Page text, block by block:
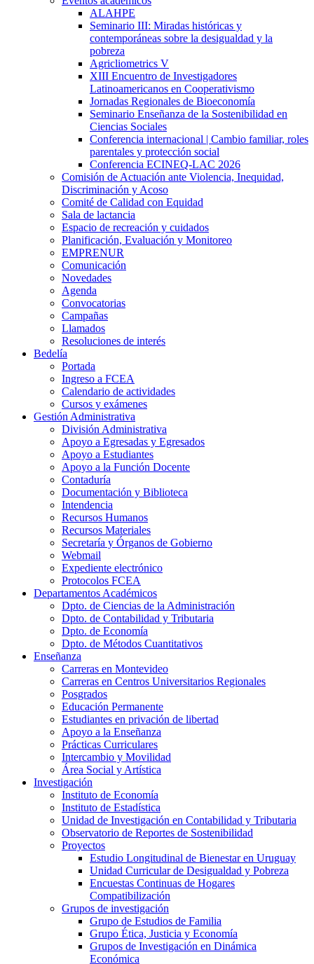
ALAHPE
Seminario III: Miradas históricas y
contemporáneas sobre la desigualdad y la
pobreza
Agricliometrics V
XIII Encuentro de Investigadores
Latinoamericanos en Cooperativismo
Jornadas Regionales de Bioeconomía
Seminario Enseñanza de la Sostenibilidad en
Ciencias Sociales
Conferencia internacional | Cambio familiar, roles
parentales y protección social
Conferencia ECINEQ-LAC 2026
Comisión de Actuación ante Violencia, Inequidad,
Discriminación y Acoso
Comité de Calidad con Equidad
Sala de lactancia
Espacio de recreación y cuidados
Planificación, Evaluación y Monitoreo
EMPRENUR
Comunicación
Novedades
Agenda
Convocatorias
Campañas
Llamados
Resoluciones de interés
Bedelía
Portada
Ingreso a FCEA
Calendario de actividades
Cursos y exámenes
Gestión Administrativa
División Administrativa
Apoyo a Egresadas y Egresados
Apoyo a Estudiantes
Apoyo a la Función Docente
Contaduría
Documentación y Biblioteca
Intendencia
Recursos Humanos
Recursos Materiales
Secretaría y Órganos de Gobierno
Webmail
Expediente electrónico
Protocolos FCEA
Departamentos Académicos
Dpto. de Ciencias de la Administración
Dpto. de Contabilidad y Tributaria
Dpto. de Economía
Dpto. de Métodos Cuantitativos
Enseñanza
Carreras en Montevideo
Carreras en Centros Universitarios Regionales
Posgrados
Educación Permanente
Estudiantes en privación de libertad
Apoyo a la Enseñanza
Prácticas Curriculares
Intercambio y Movilidad
Área Social y Artística
Investigación
Instituto de Economía
Instituto de Estadística
Unidad de Investigación en Contabilidad y Tributaria
Observatorio de Reportes de Sostenibilidad
Proyectos
Estudio Longitudinal de Bienestar en Uruguay
Unidad Curricular de Desigualdad y Pobreza
Encuestas Continuas de Hogares
Compatibilización
Grupos de investigación
Grupo de Estudios de Familia
Grupo Ética, Justicia y Economía
Grupos de Investigación en Dinámica
Económica